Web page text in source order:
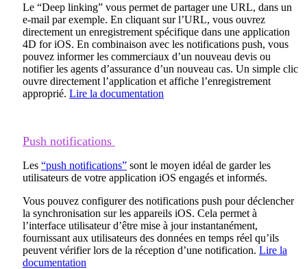
Le “Deep linking” vous permet de partager une URL, dans un
e-mail par exemple. En cliquant sur l’URL, vous ouvrez
directement un enregistrement spécifique dans une application
4D for iOS. En combinaison avec les notifications push, vous
pouvez informer les commerciaux d’un nouveau devis ou
notifier les agents d’assurance d’un nouveau cas. Un simple clic
ouvre directement l’application et affiche l’enregistrement
approprié. Lire la documentation
Push notifications
Les “push notifications” sont le moyen idéal de garder les
utilisateurs de votre application iOS engagés et informés.
Vous pouvez configurer des notifications push pour déclencher
la synchronisation sur les appareils iOS. Cela permet à
l’interface utilisateur d’être mise à jour instantanément,
fournissant aux utilisateurs des données en temps réel qu’ils
peuvent vérifier lors de la réception d’une notification. Lire la
documentation